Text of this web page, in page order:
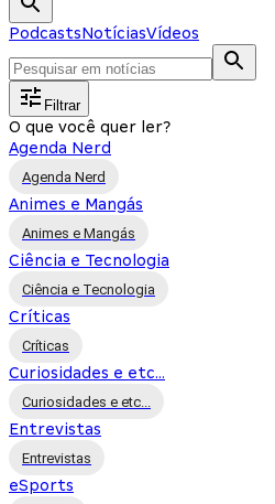
PodcastsNotíciasVídeos
Filtrar
O que você quer ler?
Agenda Nerd
Agenda Nerd
Animes e Mangás
Animes e Mangás
Ciência e Tecnologia
Ciência e Tecnologia
Críticas
Críticas
Curiosidades e etc...
Curiosidades e etc...
Entrevistas
Entrevistas
eSports